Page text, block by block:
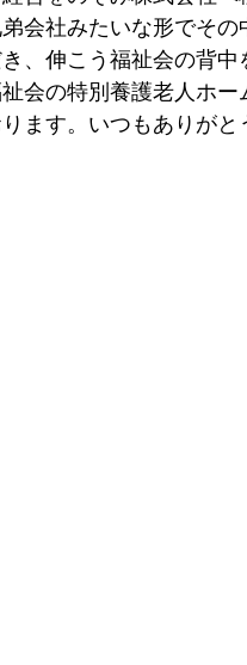
会社みたいな形でそ
、伸こう福祉会の背
会の特別養護老人ホー
ます。いつもありがと